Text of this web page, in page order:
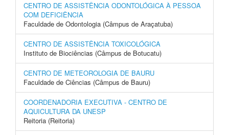
CENTRO DE ASSISTÊNCIA ODONTOLÓGICA À PESSOA
COM DEFICIÊNCIA
Faculdade de Odontologia (Câmpus de Araçatuba)
CENTRO DE ASSISTÊNCIA TOXICOLÓGICA
Instituto de Biociências (Câmpus de Botucatu)
CENTRO DE METEOROLOGIA DE BAURU
Faculdade de Ciências (Câmpus de Bauru)
COORDENADORIA EXECUTIVA - CENTRO DE
AQUICULTURA DA UNESP
Reitoria (Reitoria)